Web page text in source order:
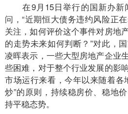
在9月15日举行的国新办新
问，“近期恒大债务违约风险正
关注，如何评价这个事件对房地
的走势未来如何判断？”对此，
凌晖表示，一些大型房地产企业
些困难，对于整个行业发展的影
市场运行来看，今年以来随着各
炒”的原则，持续稳房价、稳地
持平稳态势。